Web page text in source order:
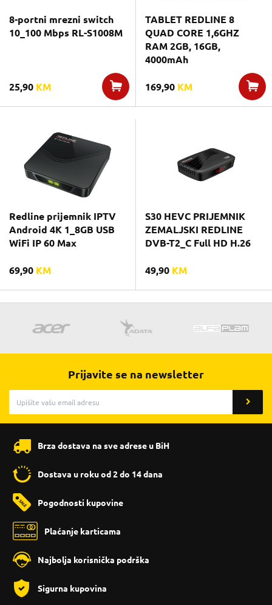
8-portni mrezni switch
10_100 Mbps RL-S1008M
25,90 KM
TABLET REDLINE 8
QUAD CORE 1,6GHZ
RAM 2GB, 16GB,
4000mAh
169,90 KM
Redline prijemnik IPTV
Android 4K 1_8GB USB
WiFi IP 60 Max
69,90 KM
S30 HEVC PRIJEMNIK
ZEMALJSKI REDLINE
DVB-T2_C Full HD H.26
49,90 KM
Prijavite se na newsletter
Brza dostava na sve adrese u BiH
Dostava u roku od 2 do 14 dana
Pogodnosti kupovine
Plaćanje karticama
Najbolja korisnička podrška
Sigurna kupovina